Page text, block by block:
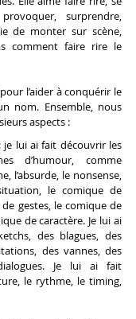
surprendre,
de monter sur scène,
comment faire rire le
l’aider à conquérir le
nom. Ensemble, nous
aspects :
: je lui ai fait découvrir les
d’humour, comme
l’absurde, le nonsense,
le comique de
gestes, le comique de
de caractère. Je lui ai
des blagues, des
des vannes, des
Je lui ai fait
le rythme, le timing,